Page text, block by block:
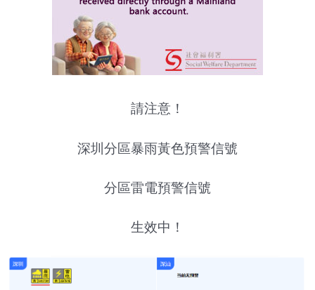
請注意！
深圳分區暴雨黃色預警信號
分區雷電預警信號
生效中！